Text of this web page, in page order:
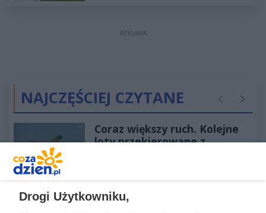
REKLAMA
NAJCZĘŚCIEJ CZYTANE Poprzednie
Coraz większy ruch. Kolejne
loty przekierowane z
ważną funkcję
Drogi Użytkowniku,